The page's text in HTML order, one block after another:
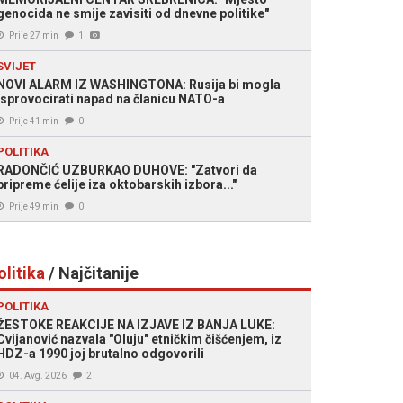
ne smije zavisiti od dnevne politike"
Prije 27 min 1
ALARM IZ WASHINGTONA: Rusija bi mogla
napad na članicu NATO-a
Prije 41 min 0
UZBURKAO DUHOVE: "Zatvori da
ćelije iza oktobarskih izbora..."
Prije 49 min 0
/ Najčitanije
REAKCIJE NA IZJAVE IZ BANJA LUKE:
nazvala "Oluju" etničkim čišćenjem, iz
a 1990 joj brutalno odgovorili
04. Avg. 2026 2